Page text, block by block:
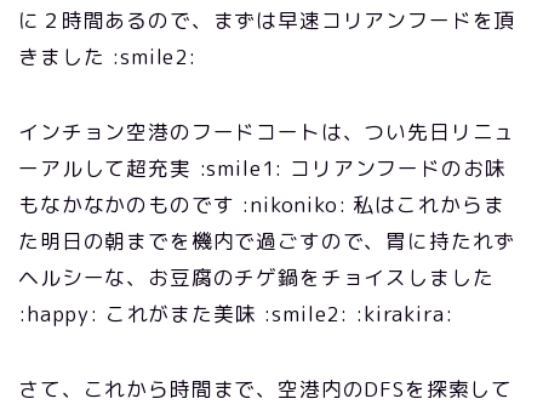
に２時間あるので、まずは早速コリアンフードを頂
きました :smile2:
インチョン空港のフードコートは、つい先日リニュ
ーアルして超充実 :smile1: コリアンフードのお味
もなかなかのものです :nikoniko: 私はこれからま
た明日の朝までを機内で過ごすので、胃に持たれず
ヘルシーな、お豆腐のチゲ鍋をチョイスしました
:happy: これがまた美味 :smile2: :kirakira:
さて、これから時間まで、空港内のDFSを探索して